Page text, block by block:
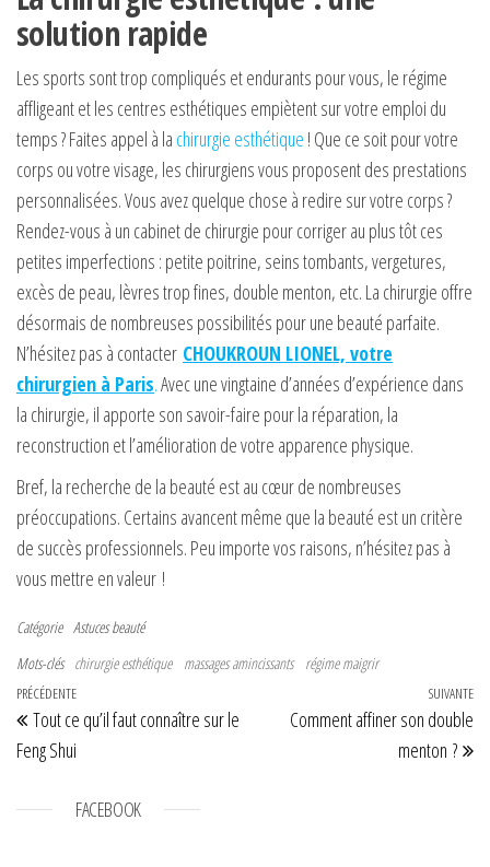
solution rapide
Les sports sont trop compliqués et endurants pour vous, le régime
affligeant et les centres esthétiques empiètent sur votre emploi du
temps ? Faites appel à la chirurgie esthétique ! Que ce soit pour votre
corps ou votre visage, les chirurgiens vous proposent des prestations
personnalisées. Vous avez quelque chose à redire sur votre corps ?
Rendez-vous à un cabinet de chirurgie pour corriger au plus tôt ces
petites imperfections : petite poitrine, seins tombants, vergetures,
excès de peau, lèvres trop fines, double menton, etc. La chirurgie offre
désormais de nombreuses possibilités pour une beauté parfaite.
N’hésitez pas à contacter CHOUKROUN LIONEL, votre
chirurgien à Paris.Avec une vingtaine d’années d’expérience dans
la chirurgie, il apporte son savoir-faire pour la réparation, la
reconstruction et l’amélioration de votre apparence physique.
Bref, la recherche de la beauté est au cœur de nombreuses
préoccupations. Certains avancent même que la beauté est un critère
de succès professionnels. Peu importe vos raisons, n’hésitez pas à
vous mettre en valeur !
Catégorie Astuces beauté
Mots-clés chirurgie esthétique massages amincissants régime maigrir
Navigation de l’article
Article précédent
PRÉCÉDENTE
Tout ce qu’il faut connaître sur le
Feng Shui
SUIVANTE
Comment affiner son double
menton ?
FACEBOOK